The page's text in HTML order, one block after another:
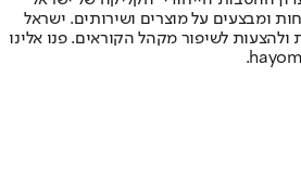
ומבצעים על מוצרים ושירותים. ישראל
לשיפור מקהל הקוראים. פנו אלינו